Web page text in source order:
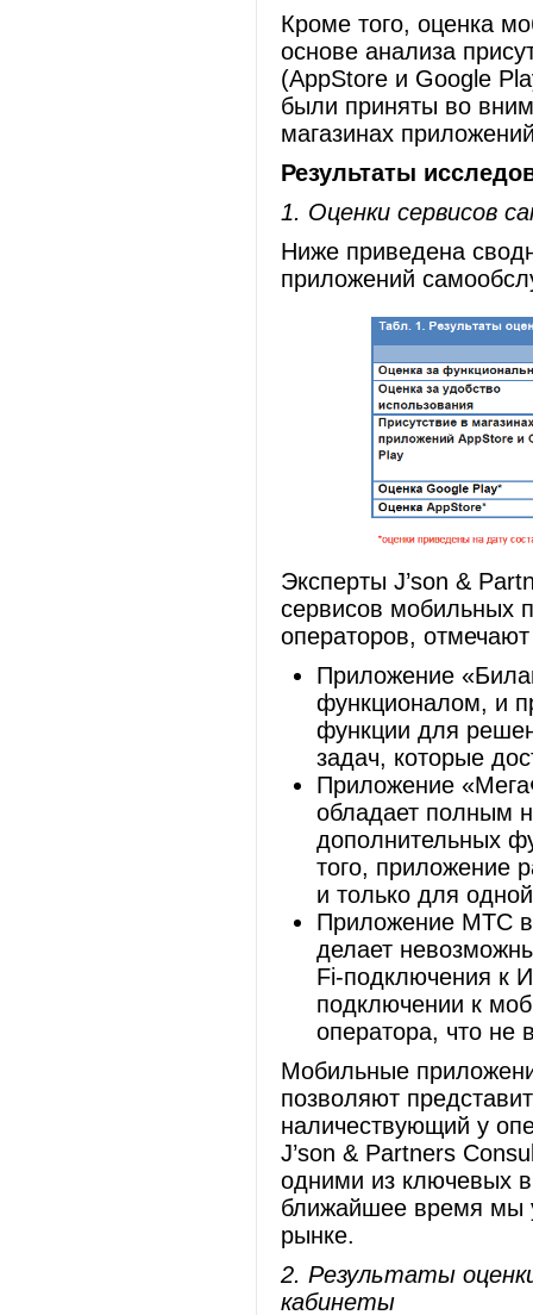
Кроме того, оценка
основе анализа
(AppStore и Google
были приняты во
магазинах
Результаты
1. Оценки сервисов
Ниже приведена
приложений
Эксперты J’son &
сервисов мобильных
операторов,
Приложение
функционалом, и
функции для
задач, которые
Приложение
обладает полным
дополнительных
того, приложение
и только для
Приложение МТС
делает
Fi-подключения к
подключении к
оператора, что не
Мобильные
позволяют
наличествующий у
J’son & Partners
одними из ключевых
ближайшее время мы
рынке.
2. Результаты
кабинеты